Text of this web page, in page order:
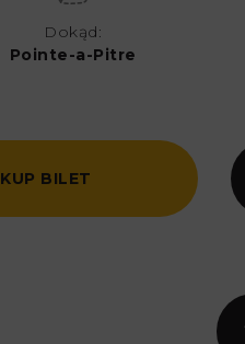
Dokąd:
Pointe-a-Pitre
KUP BILET